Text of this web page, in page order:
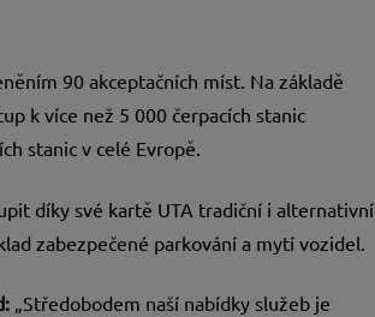
90 akceptačních míst. Na základě
k více než 5 000 čerpacích stanic
stanic v celé Evropě.
díky své kartě UTA tradiční i alternativní
zabezpečené parkování a mytí vozidel.
„Středobodem naší nabídky služeb je